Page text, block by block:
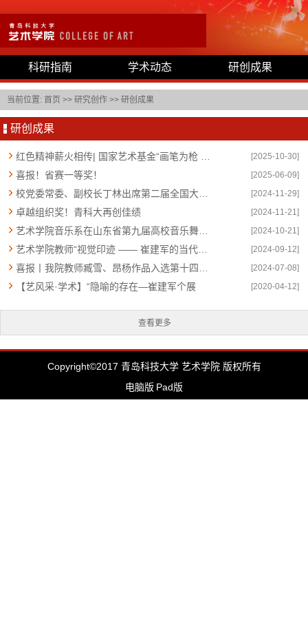
科研指南 学术动态 研创成果
当前位置: 首页 >> 研究创作 >> 研创成果
研创成果
[2025-10-30]
喜报！省赛一等奖！ [2025-06-09]
[2024-11-29]
卓越组织奖！青科大再创佳绩 [2024-11-21]
[2024-10-21]
[2024-09-12]
[2024-07-08]
【艺风采·学术】“隐喻的存在—崔建军个展 [2020-04-12]
查看更多
Copyright©2017 青岛科技大学 艺术学院 版权所有
电脑版 Pad版